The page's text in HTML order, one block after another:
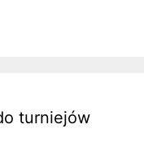
turniejów